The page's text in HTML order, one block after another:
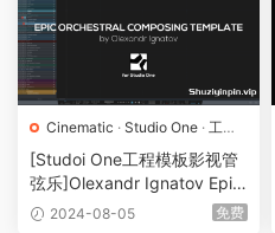
Cinematic · Studio One · 工程
素材
· 采样
[Studoi One工程模板影视管
弦乐]Olexandr Ignatov Epic
Orchestral Template (Studio
2024-08-05 免费